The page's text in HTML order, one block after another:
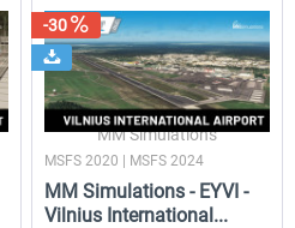
-30
MM Simulations
MSFS 2020 | MSFS 2024
MM Simulations - EYVI -
Vilnius International...